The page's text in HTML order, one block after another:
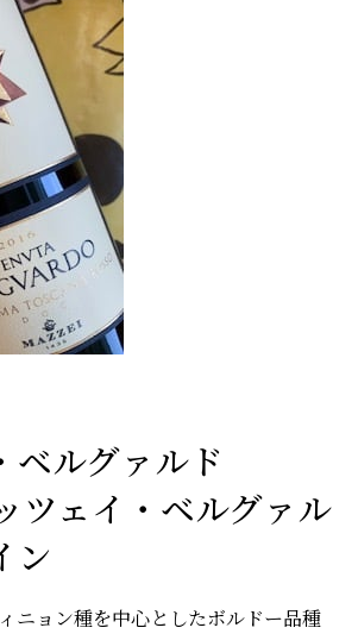
ベルグァルド
ェイ・ベルグァル
ン
ニョン種を中心としたボルドー品種